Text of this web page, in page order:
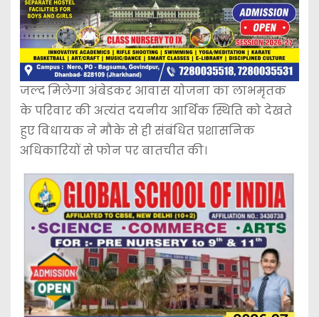
जल्द मिलेगा अंबेडकर आवास योजना का लाभमृतक
के परिवार की अत्यंत दयनीय आर्थिक स्थिति को देखते
हुए विधायक ने मौके से ही संबंधित प्रशासनिक
अधिकारियों से फोन पर बातचीत की।